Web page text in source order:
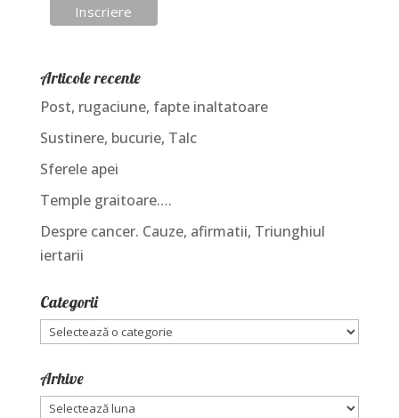
Articole recente
Post, rugaciune, fapte inaltatoare
Sustinere, bucurie, Talc
Sferele apei
Temple graitoare….
Despre cancer. Cauze, afirmatii, Triunghiul
iertarii
Categorii
Categorii
Arhive
Arhive